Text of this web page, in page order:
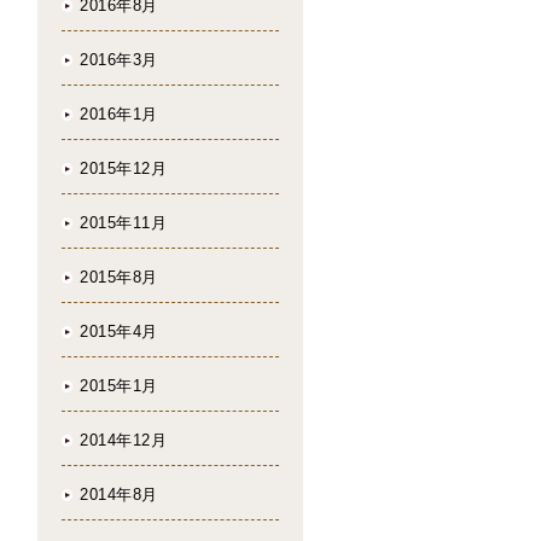
2016年8月
2016年3月
2016年1月
2015年12月
2015年11月
2015年8月
2015年4月
2015年1月
2014年12月
2014年8月